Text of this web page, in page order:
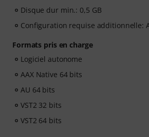
Disque dur min.: 0,5 GB
Configuration requise additionnelle:
Formats pris en charge
Logiciel autonome
AAX Native 64 bits
AU 64 bits
VST2 32 bits
VST2 64 bits